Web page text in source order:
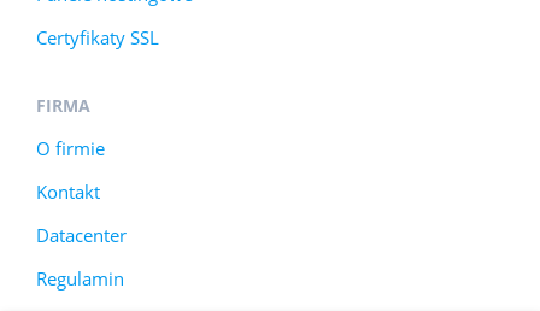
Certyfikaty SSL
FIRMA
O firmie
Kontakt
Datacenter
Regulamin